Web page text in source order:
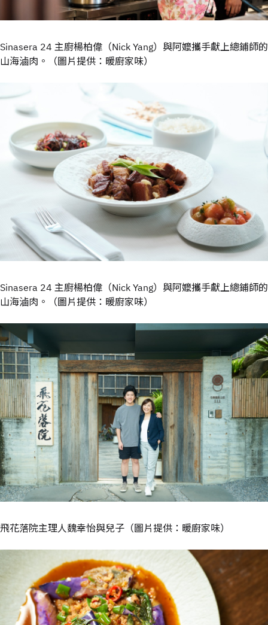
Sinasera 24 主廚楊柏偉（Nick Yang）與阿嬤攜手獻上總鋪師的
山海滷肉。（圖片提供：暖廚家味）
Sinasera 24 主廚楊柏偉（Nick Yang）與阿嬤攜手獻上總鋪師的
山海滷肉。（圖片提供：暖廚家味）
飛花落院主理人魏幸怡與兒子（圖片提供：暖廚家味）